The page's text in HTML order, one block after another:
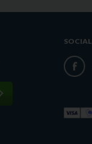
SOCIAL